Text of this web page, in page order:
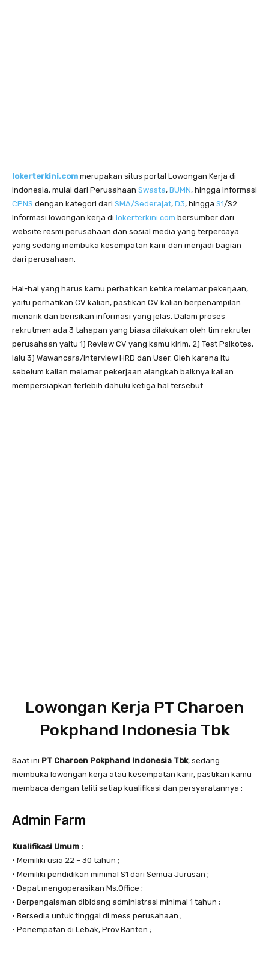
lokerterkini.com merupakan situs portal Lowongan Kerja di
Indonesia, mulai dari Perusahaan Swasta, BUMN, hingga informasi
CPNS dengan kategori dari SMA/Sederajat, D3, hingga S1/S2.
Informasi lowongan kerja di lokerterkini.com bersumber dari
website resmi perusahaan dan sosial media yang terpercaya
yang sedang membuka kesempatan karir dan menjadi bagian
dari perusahaan.
Hal-hal yang harus kamu perhatikan ketika melamar pekerjaan,
yaitu perhatikan CV kalian, pastikan CV kalian berpenampilan
menarik dan berisikan informasi yang jelas. Dalam proses
rekrutmen ada 3 tahapan yang biasa dilakukan oleh tim rekruter
perusahaan yaitu 1) Review CV yang kamu kirim, 2) Test Psikotes,
lalu 3) Wawancara/Interview HRD dan User. Oleh karena itu
sebelum kalian melamar pekerjaan alangkah baiknya kalian
mempersiapkan terlebih dahulu ketiga hal tersebut.
Lowongan Kerja PT Charoen
Pokphand Indonesia Tbk
Saat ini PT Charoen Pokphand Indonesia Tbk, sedang
membuka lowongan kerja atau kesempatan karir, pastikan kamu
membaca dengan teliti setiap kualifikasi dan persyaratannya :
Admin Farm
Kualifikasi Umum :
• Memiliki usia 22 – 30 tahun ;
• Memiliki pendidikan minimal S1 dari Semua Jurusan ;
• Dapat mengoperasikan Ms.Office ;
• Berpengalaman dibidang administrasi minimal 1 tahun ;
• Bersedia untuk tinggal di mess perusahaan ;
• Penempatan di Lebak, Prov.Banten ;